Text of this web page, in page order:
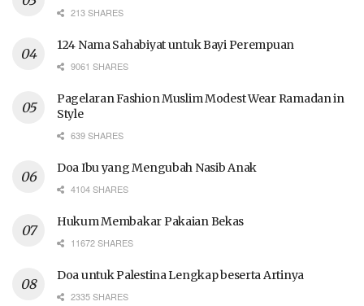
213 SHARES
124 Nama Sahabiyat untuk Bayi Perempuan
9061 SHARES
Pagelaran Fashion Muslim Modest Wear Ramadan in
Style
639 SHARES
Doa Ibu yang Mengubah Nasib Anak
4104 SHARES
Hukum Membakar Pakaian Bekas
11672 SHARES
Doa untuk Palestina Lengkap beserta Artinya
2335 SHARES